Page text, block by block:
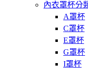
內衣罩杯分
A罩杯
C罩杯
E罩杯
G罩杯
I罩杯